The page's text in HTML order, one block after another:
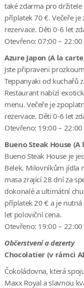
také zdarma pro
příplatek 70 €. Večeře
rezervace. Děti 0-6 let
Otevřeno: 07:00 – 22:00
Azure Japon (A la
Jste připraveni
Teppanyaki od kuchařů
Restaurant nabízí
menu. Večeře je
rezervace. Děti 0-6 let
Otevřeno: 19:00 – 22:00
Bueno Steak House
Bueno Steak House je
Belek. Milovníkům jídla
masa zrající 28 dní za
dokonalé a ultimátní
příplatek 20 € a je
let poloviční cena.
Otevřeno: 19:00 – 22:00
Občerstvení a dezerty
Chocolatier (v rámci
Čokoládovna, která
Maxx Royal a slavnou